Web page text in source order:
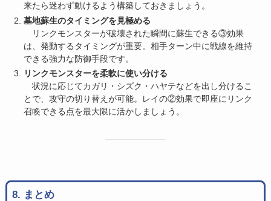
来たら迷わず動けるよう構築しておきましょう。
墓地蘇生のタイミングを見極める
リンクモンスターが破壊された瞬間に蘇生できる③効果
は、発動するタイミングが重要。相手ターン中に戦線を維持
できる強力な防御手段です。
リンクモンスターを柔軟に使い分ける
状況に応じてカガリ・シズク・ハヤテなどを出し分けるこ
とで、攻守の切り替えが可能。レイの②効果で即座にリンク
召喚できる点を最大限に活かしましょう。
8. まとめ